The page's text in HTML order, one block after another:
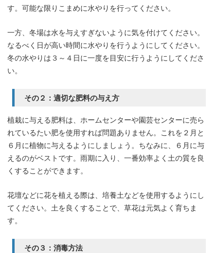
す。可能な限りこまめに水やりを行ってください。
一方、冬場は水を与えすぎないように気を付けてください。
なるべく日が高い時間に水やりを行うようにしてください。
冬の水やりは３～４日に一度を目安に行うようにしてくださ
い。
その２：適切な肥料の与え方
植栽に与える肥料は、ホームセンターや園芸センターに売ら
れているたい肥を使用すれば問題ありません。これを２月と
６月に植物に与えるようにしましょう。ちなみに、６月に与
えるのがベストです。雨期に入り、一番効率よく土の質を良
くすることができます。
花壇などに花を植える際は、培養土などを使用するようにし
てください。土を良くすることで、草花は元気よく育ちま
す。
その３：消毒方法